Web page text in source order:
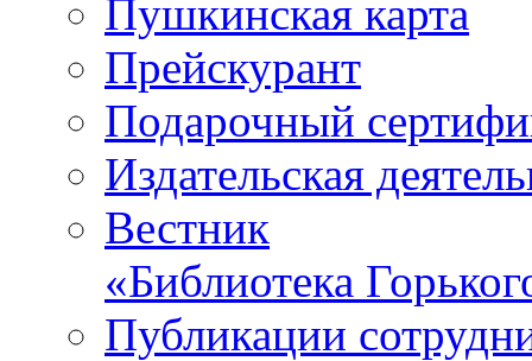
Пушкинская карта
Прейскурант
Подарочный
Издательская
Вестник
«Библиотека
Публикации